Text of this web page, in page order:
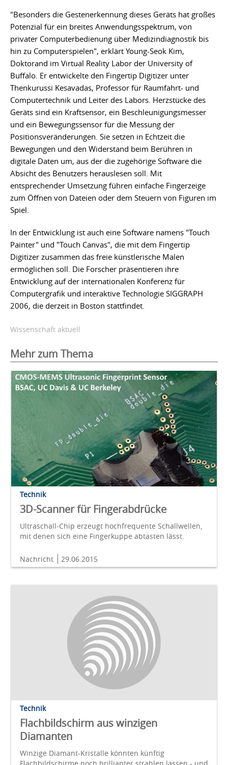
"Besonders die Gestenerkennung dieses Geräts hat großes
Potenzial für ein breites Anwendungsspektrum, von
privater Computerbedienung über Medizindiagnostik bis
hin zu Computerspielen", erklärt Young-Seok Kim,
Doktorand im Virtual Reality Labor der University of
Buffalo. Er entwickelte den Fingertip Digitizer unter
Thenkurussi Kesavadas, Professor für Raumfahrt- und
Computertechnik und Leiter des Labors. Herzstücke des
Geräts sind ein Kraftsensor, ein Beschleunigungsmesser
und ein Bewegungssensor für die Messung der
Positionsveränderungen. Sie setzen in Echtzeit die
Bewegungen und den Widerstand beim Berühren in
digitale Daten um, aus der die zugehörige Software die
Absicht des Benutzers herauslesen soll. Mit
entsprechender Umsetzung führen einfache Fingerzeige
zum Öffnen von Dateien oder dem Steuern von Figuren im
Spiel.
In der Entwicklung ist auch eine Software namens "Touch
Painter" und "Touch Canvas", die mit dem Fingertip
Digitizer zusammen das freie künstlerische Malen
ermöglichen soll. Die Forscher präsentieren ihre
Entwicklung auf der internationalen Konferenz für
Computergrafik und interaktive Technologie SIGGRAPH
2006, die derzeit in Boston stattfindet.
Wissenschaft aktuell
Mehr zum Thema
Technik
3D-Scanner für Fingerabdrücke
Ultraschall-Chip erzeugt hochfrequente Schallwellen,
mit denen sich eine Fingerkuppe abtasten lässt.
Nachricht 29.06.2015
Technik
Flachbildschirm aus winzigen
Diamanten
Winzige Diamant-Kristalle könnten künftig